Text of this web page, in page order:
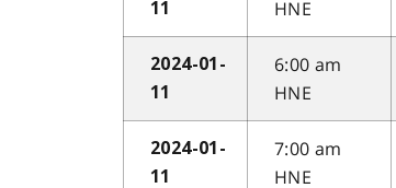
11
HNE
2024-01-
11
6:00 am
HNE
2024-01-
11
7:00 am
HNE